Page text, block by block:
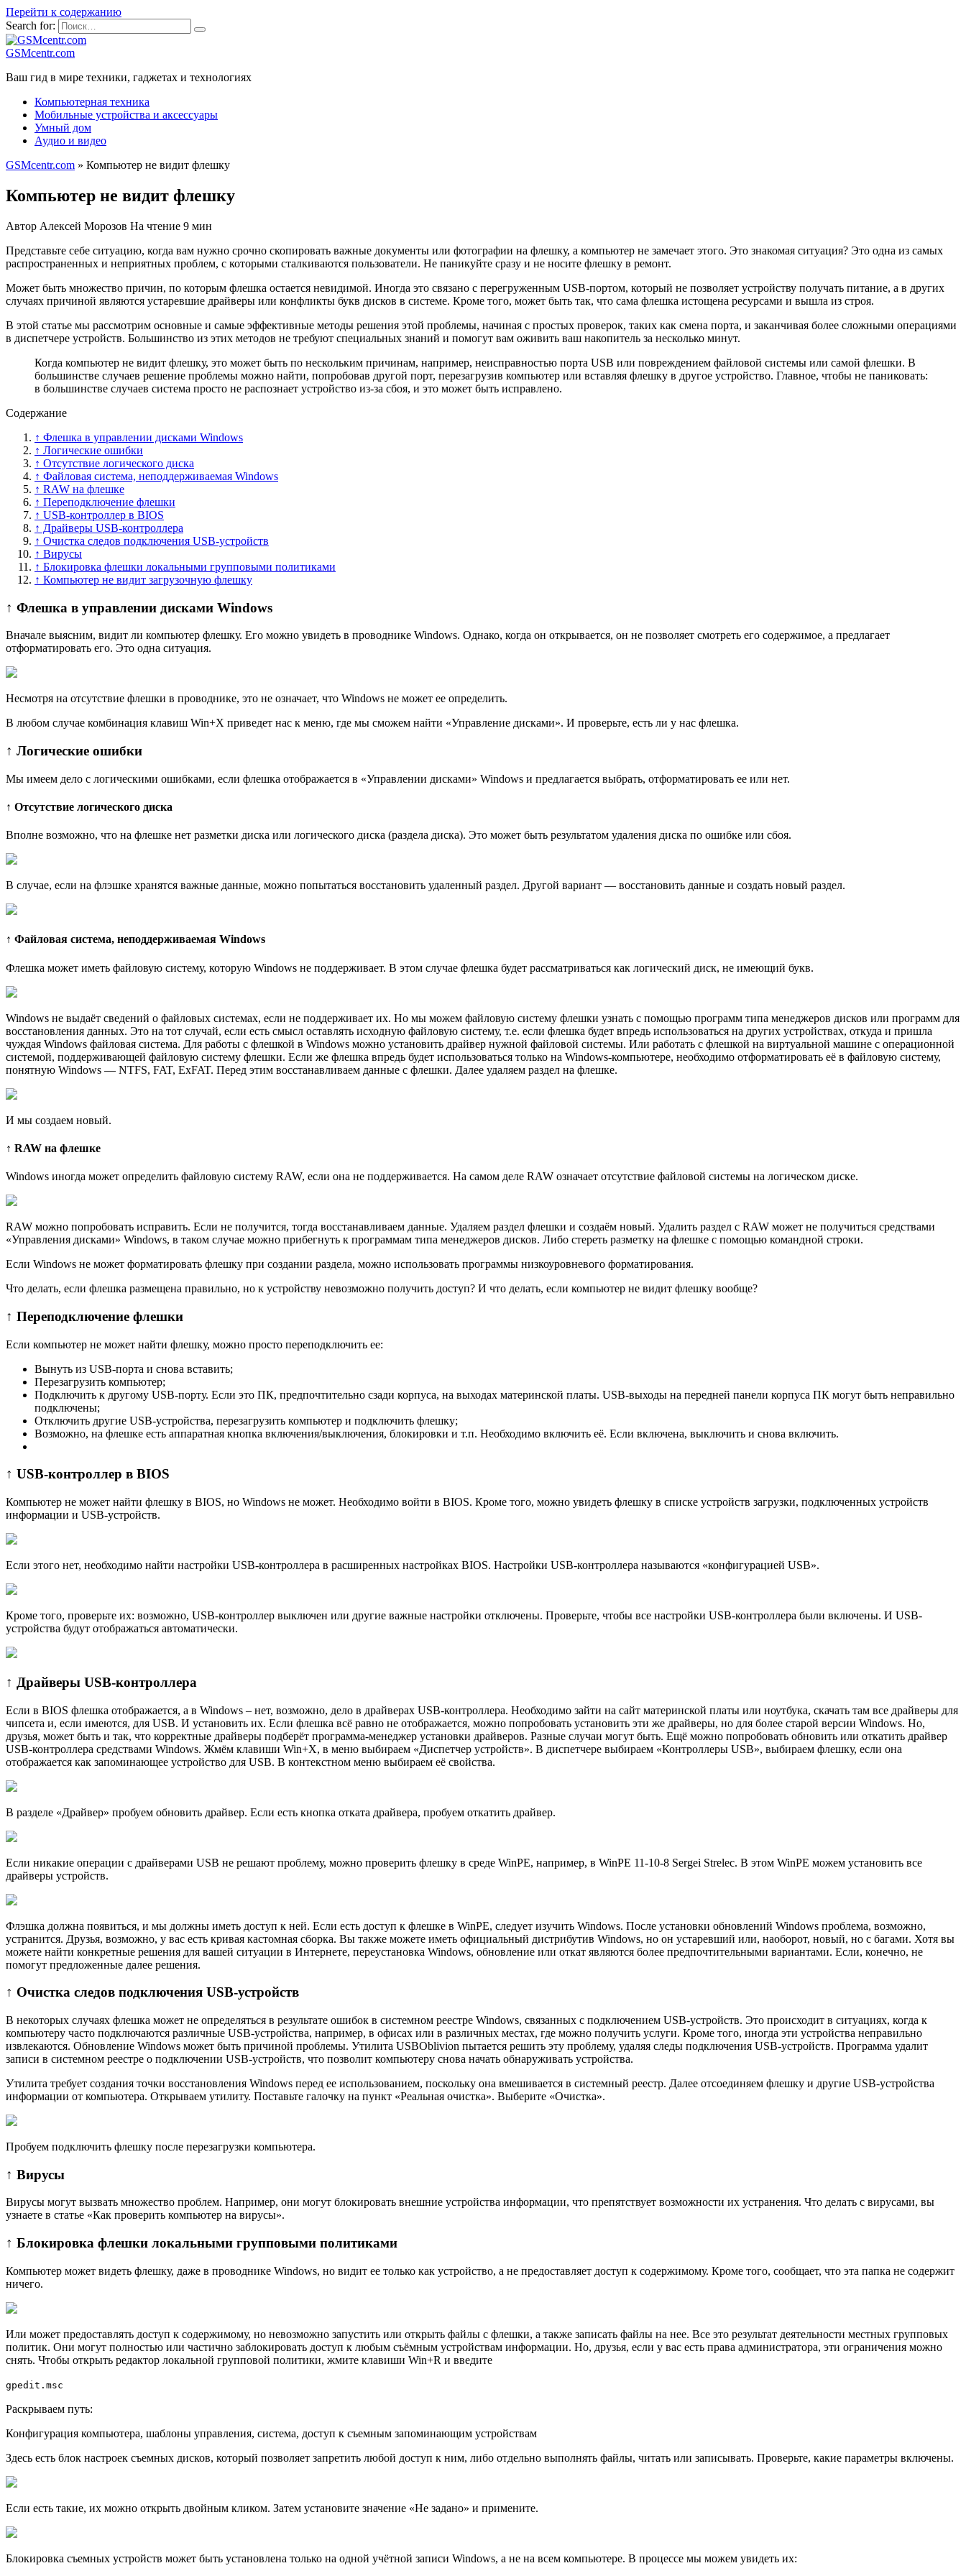
Перейти к содержанию
Search for:
GSMcentr.com
Ваш гид в мире техники, гаджетах и технологиях
Компьютерная техника
Мобильные устройства и аксессуары
Умный дом
Аудио и видео
GSMcentr.com » Компьютер не видит флешку
Компьютер не видит флешку
Автор Алексей Морозов На чтение 9 мин
Представьте себе ситуацию, когда вам нужно срочно скопировать важные документы или фотографии на флешку, а компьютер не замечает этого. Это знакомая ситуация? Это одна из самых
распространенных и неприятных проблем, с которыми сталкиваются пользователи. Не паникуйте сразу и не носите флешку в ремонт.
Может быть множество причин, по которым флешка остается невидимой. Иногда это связано с перегруженным USB-портом, который не позволяет устройству получать питание, а в других
случаях причиной являются устаревшие драйверы или конфликты букв дисков в системе. Кроме того, может быть так, что сама флешка истощена ресурсами и вышла из строя.
В этой статье мы рассмотрим основные и самые эффективные методы решения этой проблемы, начиная с простых проверок, таких как смена порта, и заканчивая более сложными операциями
в диспетчере устройств. Большинство из этих методов не требуют специальных знаний и помогут вам оживить ваш накопитель за несколько минут.
Когда компьютер не видит флешку, это может быть по нескольким причинам, например, неисправностью порта USB или повреждением файловой системы или самой флешки. В
большинстве случаев решение проблемы можно найти, попробовав другой порт, перезагрузив компьютер или вставляя флешку в другое устройство. Главное, чтобы не паниковать:
в большинстве случаев система просто не распознает устройство из-за сбоя, и это может быть исправлено.
Содержание
↑ Флешка в управлении дисками Windows
↑ Логические ошибки
↑ Отсутствие логического диска
↑ Файловая система, неподдерживаемая Windows
↑ RAW на флешке
↑ Переподключение флешки
↑ USB-контроллер в BIOS
↑ Драйверы USB-контроллера
↑ Очистка следов подключения USB-устройств
↑ Вирусы
↑ Блокировка флешки локальными групповыми политиками
↑ Компьютер не видит загрузочную флешку
↑ Флешка в управлении дисками Windows
Вначале выясним, видит ли компьютер флешку. Его можно увидеть в проводнике Windows. Однако, когда он открывается, он не позволяет смотреть его содержимое, а предлагает
отформатировать его. Это одна ситуация.
Несмотря на отсутствие флeшки в проводнике, это не означает, что Windows не может ее определить.
В любом случае комбинация клавиш Win+X приведет нас к меню, где мы сможем найти «Управление дисками». И проверьте, есть ли у нас флешка.
↑ Логические ошибки
Мы имеем дело с логическими ошибками, если флешка отображается в «Управлении дисками» Windows и предлагается выбрать, отформатировать ее или нет.
↑ Отсутствие логического диска
Вполне возможно, что на флешке нет разметки диска или логического диска (раздела диска). Это может быть результатом удаления диска по ошибке или сбоя.
В случае, если на флэшке хранятся важные данные, можно попытаться восстановить удаленный раздел. Другой вариант — восстановить данные и создать новый раздел.
↑ Файловая система, неподдерживаемая Windows
Флешка может иметь файловую систему, которую Windows не поддерживает. В этом случае флешка будет рассматриваться как логический диск, не имеющий букв.
Windows не выдаёт сведений о файловых системах, если не поддерживает их. Но мы можем файловую систему флешки узнать с помощью программ типа менеджеров дисков или программ для
восстановления данных. Это на тот случай, если есть смысл оставлять исходную файловую систему, т.е. если флешка будет впредь использоваться на других устройствах, откуда и пришла
чуждая Windows файловая система. Для работы с флешкой в Windows можно установить драйвер нужной файловой системы. Или работать с флешкой на виртуальной машине с операционной
системой, поддерживающей файловую систему флешки. Если же флешка впредь будет использоваться только на Windows-компьютере, необходимо отформатировать её в файловую систему,
понятную Windows — NTFS, FAT, ExFAT. Перед этим восстанавливаем данные с флешки. Далее удаляем раздел на флешке.
И мы создаем новый.
↑ RAW на флешке
Windows иногда может определить файловую систему RAW, если она не поддерживается. На самом деле RAW означает отсутствие файловой системы на логическом диске.
RAW можно попробовать исправить. Если не получится, тогда восстанавливаем данные. Удаляем раздел флешки и создаём новый. Удалить раздел с RAW может не получиться средствами
«Управления дисками» Windows, в таком случае можно прибегнуть к программам типа менеджеров дисков. Либо стереть разметку на флешке с помощью командной строки.
Если Windows не может форматировать флешку при создании раздела, можно использовать программы низкоуровневого форматирования.
Что делать, если флешка размещена правильно, но к устройству невозможно получить доступ? И что делать, если компьютер не видит флешку вообще?
↑ Переподключение флешки
Если компьютер не может найти флешку, можно просто переподключить ее:
Вынуть из USB-порта и снова вставить;
Перезагрузить компьютер;
Подключить к другому USB-порту. Если это ПК, предпочтительно сзади корпуса, на выходах материнской платы. USB-выходы на передней панели корпуса ПК могут быть неправильно
подключены;
Отключить другие USB-устройства, перезагрузить компьютер и подключить флешку;
Возможно, на флешке есть аппаратная кнопка включения/выключения, блокировки и т.п. Необходимо включить её. Если включена, выключить и снова включить.
↑ USB-контроллер в BIOS
Компьютер не может найти флешку в BIOS, но Windows не может. Необходимо войти в BIOS. Кроме того, можно увидеть флешку в списке устройств загрузки, подключенных устройств
информации и USB-устройств.
Если этого нет, необходимо найти настройки USB-контроллера в расширенных настройках BIOS. Настройки USB-контроллера называются «конфигурацией USB».
Кроме того, проверьте их: возможно, USB-контроллер выключен или другие важные настройки отключены. Проверьте, чтобы все настройки USB-контроллера были включены. И USB-
устройства будут отображаться автоматически.
↑ Драйверы USB-контроллера
Если в BIOS флешка отображается, а в Windows – нет, возможно, дело в драйверах USB-контроллера. Необходимо зайти на сайт материнской платы или ноутбука, скачать там все драйверы для
чипсета и, если имеются, для USB. И установить их. Если флешка всё равно не отображается, можно попробовать установить эти же драйверы, но для более старой версии Windows. Но,
друзья, может быть и так, что корректные драйверы подберёт программа-менеджер установки драйверов. Разные случаи могут быть. Ещё можно попробовать обновить или откатить драйвер
USB-контроллера средствами Windows. Жмём клавиши Win+X, в меню выбираем «Диспетчер устройств». В диспетчере выбираем «Контроллеры USB», выбираем флешку, если она
отображается как запоминающее устройство для USB. В контекстном меню выбираем её свойства.
В разделе «Драйвер» пробуем обновить драйвер. Если есть кнопка отката драйвера, пробуем откатить драйвер.
Если никакие операции с драйверами USB не решают проблему, можно проверить флешку в среде WinPE, например, в WinPE 11-10-8 Sergei Strelec. В этом WinPE можем установить все
драйверы устройств.
Флэшка должна появиться, и мы должны иметь доступ к ней. Если есть доступ к флешке в WinPE, следует изучить Windows. После установки обновлений Windows проблема, возможно,
устранится. Друзья, возможно, у вас есть кривая кастомная сборка. Вы также можете иметь официальный дистрибутив Windows, но он устаревший или, наоборот, новый, но с багами. Хотя вы
можете найти конкретные решения для вашей ситуации в Интернете, переустановка Windows, обновление или откат являются более предпочтительными вариантами. Если, конечно, не
помогут предложенные далее решения.
↑ Очистка следов подключения USB-устройств
В некоторых случаях флешка может не определяться в результате ошибок в системном реестре Windows, связанных с подключением USB-устройств. Это происходит в ситуациях, когда к
компьютеру часто подключаются различные USB-устройства, например, в офисах или в различных местах, где можно получить услуги. Кроме того, иногда эти устройства неправильно
извлекаются. Обновление Windows может быть причиной проблемы. Утилита USBOblivion пытается решить эту проблему, удаляя следы подключения USB-устройств. Программа удалит
записи в системном реестре о подключении USB-устройств, что позволит компьютеру снова начать обнаруживать устройства.
Утилита требует создания точки восстановления Windows перед ее использованием, поскольку она вмешивается в системный реестр. Далее отсоединяем флешку и другие USB-устройства
информации от компьютера. Открываем утилиту. Поставьте галочку на пункт «Реальная очистка». Выберите «Очистка».
Пробуем подключить флешку после перезагрузки компьютера.
↑ Вирусы
Вирусы могут вызвать множество проблем. Например, они могут блокировать внешние устройства информации, что препятствует возможности их устранения. Что делать с вирусами, вы
узнаете в статье «Как проверить компьютер на вирусы».
↑ Блокировка флешки локальными групповыми политиками
Компьютер может видеть флешку, даже в проводнике Windows, но видит ее только как устройство, а не предоставляет доступ к содержимому. Кроме того, сообщает, что эта папка не содержит
ничего.
Или может предоставлять доступ к содержимому, но невозможно запустить или открыть файлы с флешки, а также записать файлы на нее. Все это результат деятельности местных групповых
политик. Они могут полностью или частично заблокировать доступ к любым съёмным устройствам информации. Но, друзья, если у вас есть права администратора, эти ограничения можно
снять. Чтобы открыть редактор локальной групповой политики, жмите клавиши Win+R и введите
gpedit.msc
Раскрываем путь:
Конфигурация компьютера, шаблоны управления, система, доступ к съемным запоминающим устройствам
Здесь есть блок настроек съемных дисков, который позволяет запретить любой доступ к ним, либо отдельно выполнять файлы, читать или записывать. Проверьте, какие параметры включены.
Если есть такие, их можно открыть двойным кликом. Затем установите значение «Не задано» и примените.
Блокировка съемных устройств может быть установлена только на одной учётной записи Windows, а не на всем компьютере. В процессе мы можем увидеть их: